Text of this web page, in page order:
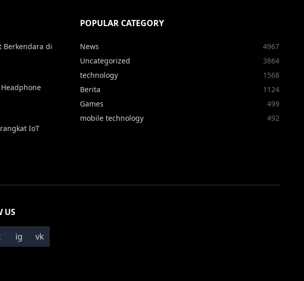
Berkendara di
IoT
POPULAR CATEGORY
News
4967
Uncategorized
3864
technology
1568
Berita
1124
Games
499
mobile technology
492
US
ig vk